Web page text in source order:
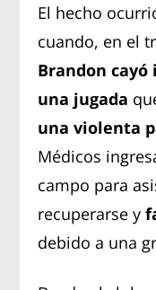
El hecho
cuando, en el
Brandon cayó
una jugada
una violenta
Médicos
campo para
recuperarse y
debido a una